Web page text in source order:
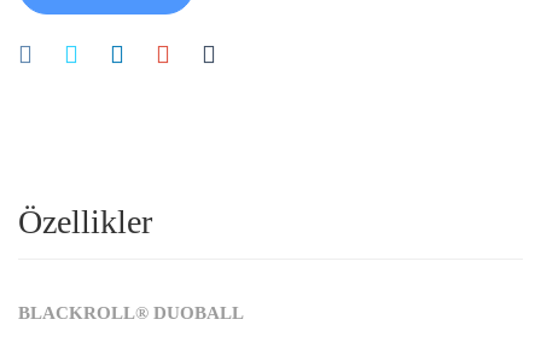
Özellikler
BLACKROLL® DUOBALL